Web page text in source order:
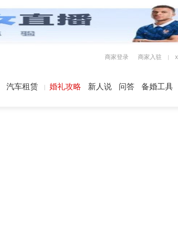
商家登录 商家入驻
汽车租赁 婚礼攻略 新人说 问答 备婚工具